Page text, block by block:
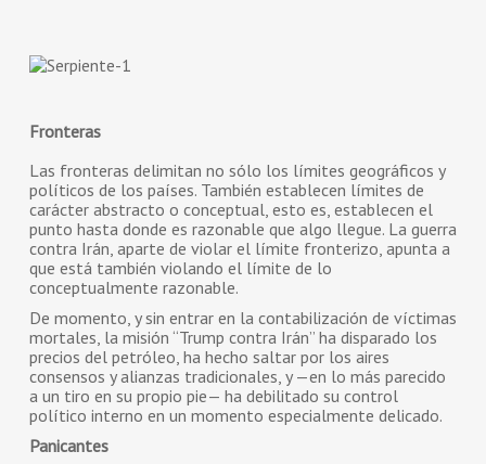
Fronteras
Las fronteras delimitan no sólo los límites geográficos y
políticos de los países. También establecen límites de
carácter abstracto o conceptual, esto es, establecen el
punto hasta donde es razonable que algo llegue. La guerra
contra Irán, aparte de violar el límite fronterizo, apunta a
que está también violando el límite de lo
conceptualmente razonable.
De momento, y sin entrar en la contabilización de víctimas
mortales, la misión “Trump contra Irán” ha disparado los
precios del petróleo, ha hecho saltar por los aires
consensos y alianzas tradicionales, y —en lo más parecido
a un tiro en su propio pie— ha debilitado su control
político interno en un momento especialmente delicado.
Panicantes